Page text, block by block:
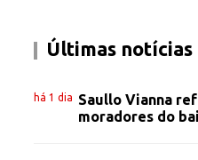
Últimas notícias
há 1 dia
Saullo Vianna
moradores do